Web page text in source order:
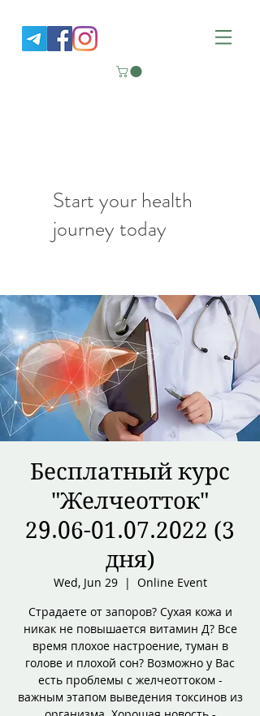
Start your health
journey today
Бесплатный курс
"Желчеотток"
29.06-01.07.2022 (3
дня)
Wed, Jun 29
  |
Online Event
Страдаете от запоров? Сухая кожа и
никак не повышается витамин Д? Все
время плохое настроение, туман в
голове и плохой сон? Возможно у Вас
есть проблемы с желчеоттоком -
важным этапом выведения токсинов из